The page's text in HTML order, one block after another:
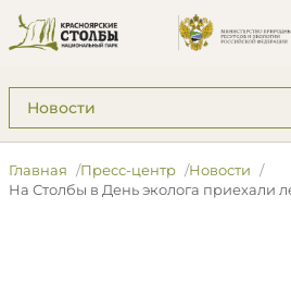
Подразделы: Пресс-центр
Главная Пресс-центр
Новости
На Столбы в День эколога приехали